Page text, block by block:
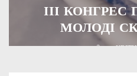
ІІІ
МОЛОДІ
ADMIN 30